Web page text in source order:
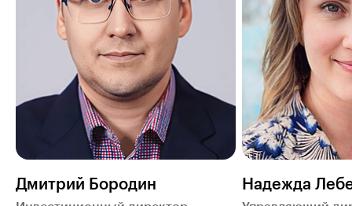
Дмитрий Бородин Надежда